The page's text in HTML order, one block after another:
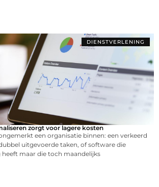
DIENSTVERLENING
zorgt voor lagere kosten
een organisatie binnen: een verkeerd
uitgevoerde taken, of software die
maar die toch maandelijks